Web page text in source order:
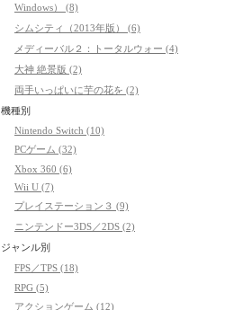
Windows） (8)
シムシティ（2013年版） (6)
メディーバル２：トータルウォー (4)
大神 絶景版 (2)
両手いっぱいに芋の花を (2)
機種別
Nintendo Switch (10)
PCゲーム (32)
Xbox 360 (6)
Wii U (7)
プレイステーション３ (9)
ニンテンドー3DS／2DS (2)
ジャンル別
FPS／TPS (18)
RPG (5)
アクションゲーム (12)